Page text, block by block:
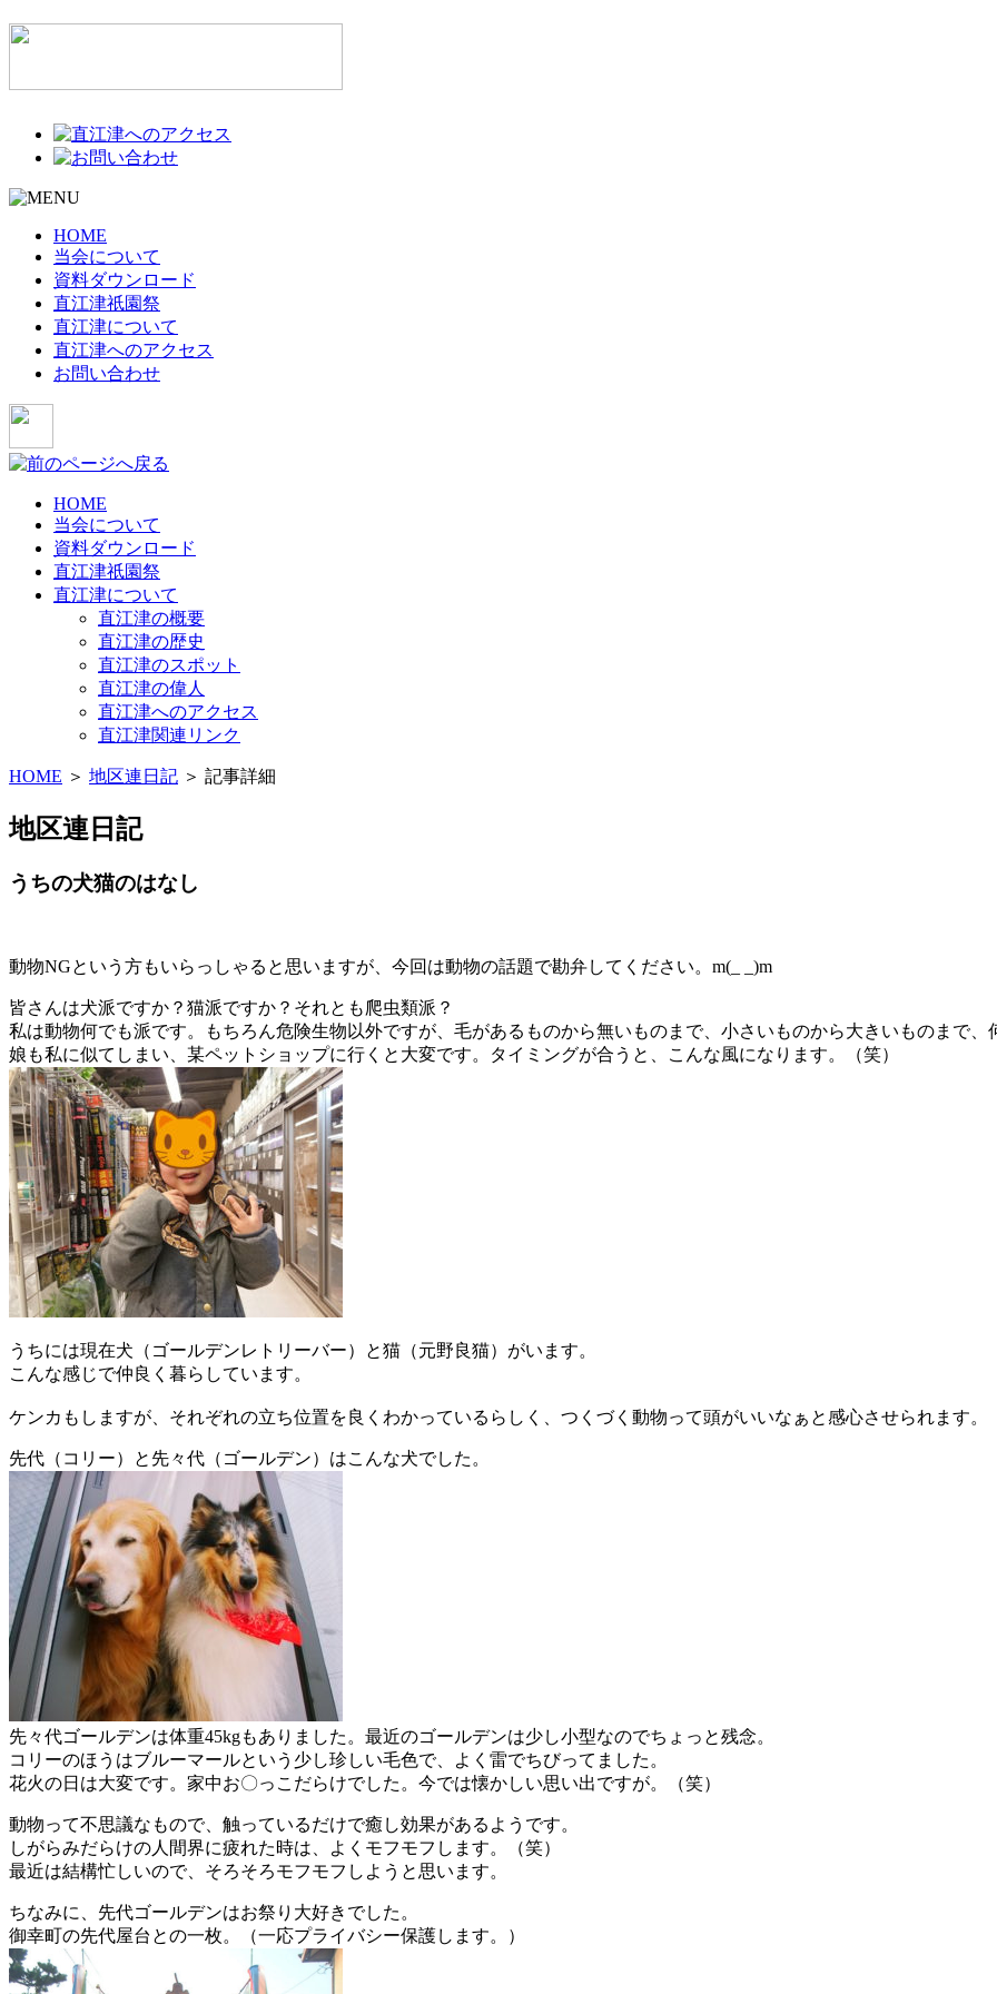
HOME
当会について
資料ダウンロード
直江津祇園祭
直江津について
直江津へのアクセス
お問い合わせ
HOME
当会について
資料ダウンロード
直江津祇園祭
直江津について
直江津の概要
直江津の歴史
直江津のスポット
直江津の偉人
直江津へのアクセス
直江津関連リンク
HOME ＞ 地区連日記 ＞ 記事詳細
地区連日記
うちの犬猫のはなし
動物NGという方もいらっしゃると思いますが、今回は動物の話題で勘弁してください。m(_ _)m
皆さんは犬派ですか？猫派ですか？それとも爬虫類派？
私は動物何でも派です。もちろん危険生物以外ですが、毛があるものから無いものまで、小さいものから大きいものまで、
娘も私に似てしまい、某ペットショップに行くと大変です。タイミングが合うと、こんな風になります。（笑）
うちには現在犬（ゴールデンレトリーバー）と猫（元野良猫）がいます。
こんな感じで仲良く暮らしています。
ケンカもしますが、それぞれの立ち位置を良くわかっているらしく、つくづく動物って頭がいいなぁと感心させられます。
先代（コリー）と先々代（ゴールデン）はこんな犬でした。
先々代ゴールデンは体重45kgもありました。最近のゴールデンは少し小型なのでちょっと残念。
コリーのほうはブルーマールという少し珍しい毛色で、よく雷でちびってました。
花火の日は大変です。家中お〇っこだらけでした。今では懐かしい思い出ですが。（笑）
動物って不思議なもので、触っているだけで癒し効果があるようです。
しがらみだらけの人間界に疲れた時は、よくモフモフします。（笑）
最近は結構忙しいので、そろそろモフモフしようと思います。
ちなみに、先代ゴールデンはお祭り大好きでした。
御幸町の先代屋台との一枚。（一応プライバシー保護します。）